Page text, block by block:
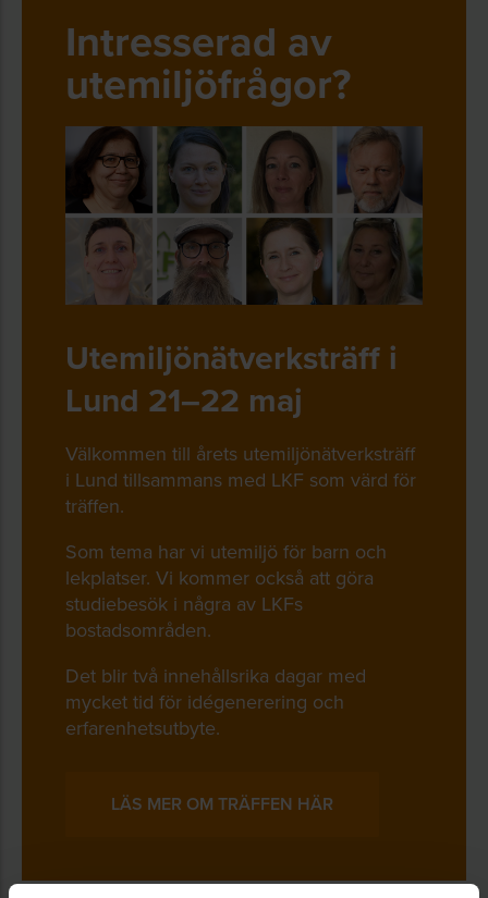
Intresserad av
utemiljöfrågor?
Utemiljönätverksträff i
Lund 21–22 maj
Välkommen till årets utemiljönätverksträff
i Lund tillsammans med LKF som värd för
träffen.
Som tema har vi utemiljö för barn och
lekplatser. Vi kommer också att göra
studiebesök i några av LKFs
bostadsområden.
Det blir två innehållsrika dagar med
mycket tid för idégenerering och
erfarenhetsutbyte.
LÄS MER OM TRÄFFEN HÄR